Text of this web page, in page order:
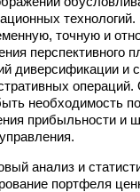
точную и
перспективного
диверсификации и
необходимость
прибыльности и
анализ и
портфеля